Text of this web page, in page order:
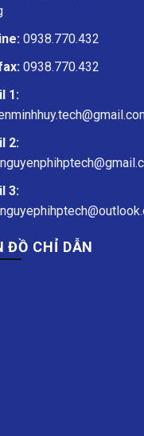
0938.770.432
0938.770.432
1:
2:
3:
ĐỒ CHỈ DẪN